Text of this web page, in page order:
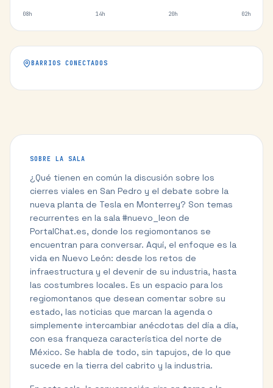
08h 14h 20h 02h
BARRIOS CONECTADOS
SOBRE LA SALA
¿Qué tienen en común la discusión sobre los
cierres viales en San Pedro y el debate sobre la
nueva planta de Tesla en Monterrey? Son temas
recurrentes en la sala #nuevo_leon de
PortalChat.es, donde los regiomontanos se
encuentran para conversar. Aquí, el enfoque es la
vida en Nuevo León: desde los retos de
infraestructura y el devenir de su industria, hasta
las costumbres locales. Es un espacio para los
regiomontanos que desean comentar sobre su
estado, las noticias que marcan la agenda o
simplemente intercambiar anécdotas del día a día,
con esa franqueza característica del norte de
México. Se habla de todo, sin tapujos, de lo que
sucede en la tierra del cabrito y la industria.